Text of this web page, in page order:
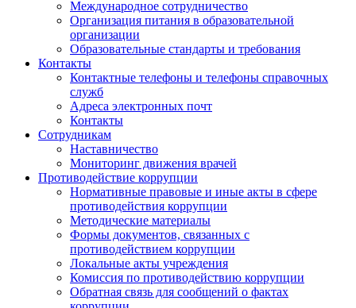
Международное сотрудничество
Организация питания в образовательной
организации
Образовательные стандарты и требования
Контакты
Контактные телефоны и телефоны справочных
служб
Адреса электронных почт
Контакты
Сотрудникам
Наставничество
Мониторинг движения врачей
Противодействие коррупции
Нормативные правовые и иные акты в сфере
противодействия коррупции
Методические материалы
Формы документов, связанных с
противодействием коррупции
Локальные акты учреждения
Комиссия по противодействию коррупции
Обратная связь для сообщений о фактах